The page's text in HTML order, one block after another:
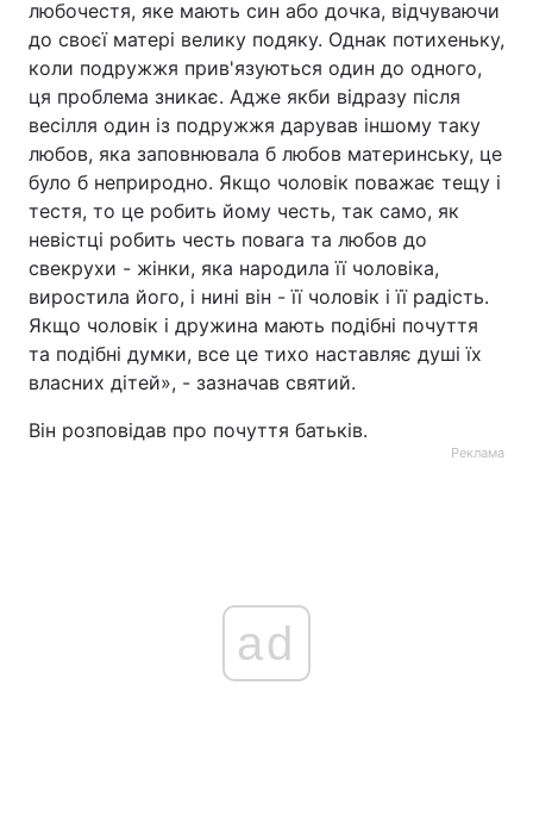
любочестя, яке мають син або дочка, відчуваючи
до своєї матері велику подяку. Однак потихеньку,
коли подружжя прив'язуються один до одного,
ця проблема зникає. Адже якби відразу після
весілля один із подружжя дарував іншому таку
любов, яка заповнювала б любов материнську, це
було б неприродно. Якщо чоловік поважає тещу і
тестя, то це робить йому честь, так само, як
невістці робить честь повага та любов до
свекрухи - жінки, яка народила її чоловіка,
виростила його, і нині він - її чоловік і її радість.
Якщо чоловік і дружина мають подібні почуття
та подібні думки, все це тихо наставляє душі їх
власних дітей», - зазначав святий.
Він розповідав про почуття батьків.
Реклама
ad